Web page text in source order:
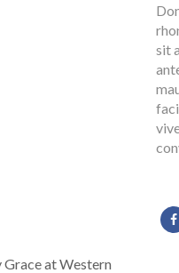
sit
Grace at Western